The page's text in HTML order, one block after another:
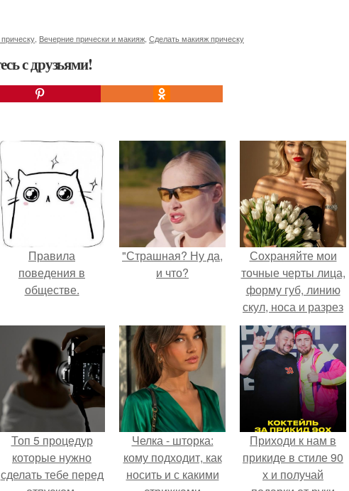
Вечерние прически и макияж Сделать макияж прическу
с друзьями!
Правила
поведения в
обществе.
"Страшная? Ну да,
и что?
Сохраняйте мои
точные черты лица,
форму губ, линию
скул, носа и разрез
глаз.
Топ 5 процедур
которые нужно
сделать тебе перед
Челка - шторка:
кому подходит, как
носить и с какими
Приходи к нам в
прикиде в стиле 90
х и получай